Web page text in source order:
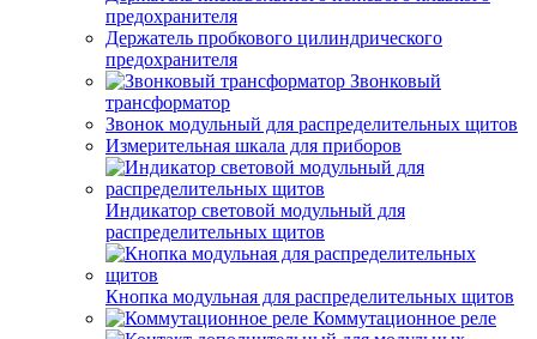
предохранителя
Держатель пробкового цилиндрического
предохранителя
Звонковый
трансформатор
Звонок модульный для распределительных щитов
Измерительная шкала для приборов
Индикатор световой модульный для
распределительных щитов
Кнопка модульная для распределительных щитов
Коммутационное реле